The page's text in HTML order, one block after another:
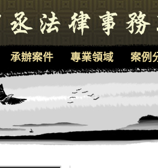
承辦案件 專業領域 案例